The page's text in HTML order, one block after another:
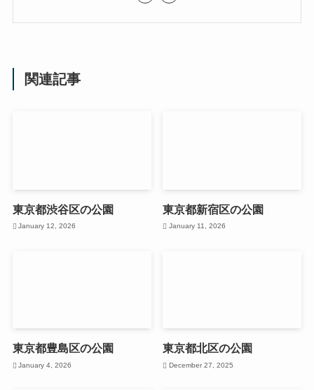
関連記事
東京都渋谷区の公園
January 12, 2026
東京都新宿区の公園
January 11, 2026
東京都豊島区の公園
January 4, 2026
東京都北区の公園
December 27, 2025